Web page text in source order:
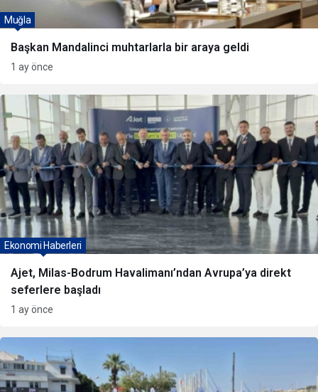
Başkan Mandalinci muhtarlarla bir araya geldi
Muğla
1 ay önce
Ajet, Milas-Bodrum Havalimanı’ndan Avrupa’ya direkt
seferlere başladı
Ekonomi Haberleri
1 ay önce